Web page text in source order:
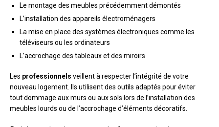
Le montage des meubles précédemment démontés
L’installation des appareils électroménagers
La mise en place des systèmes électroniques comme les
téléviseurs ou les ordinateurs
L’accrochage des tableaux et des miroirs
Les professionnels veillent à respecter l’intégrité de votre
nouveau logement. Ils utilisent des outils adaptés pour éviter
tout dommage aux murs ou aux sols lors de l’installation des
meubles lourds ou de l’accrochage d’éléments décoratifs.